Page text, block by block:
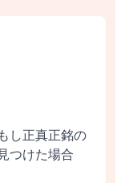
し正真正銘の
つけた場合